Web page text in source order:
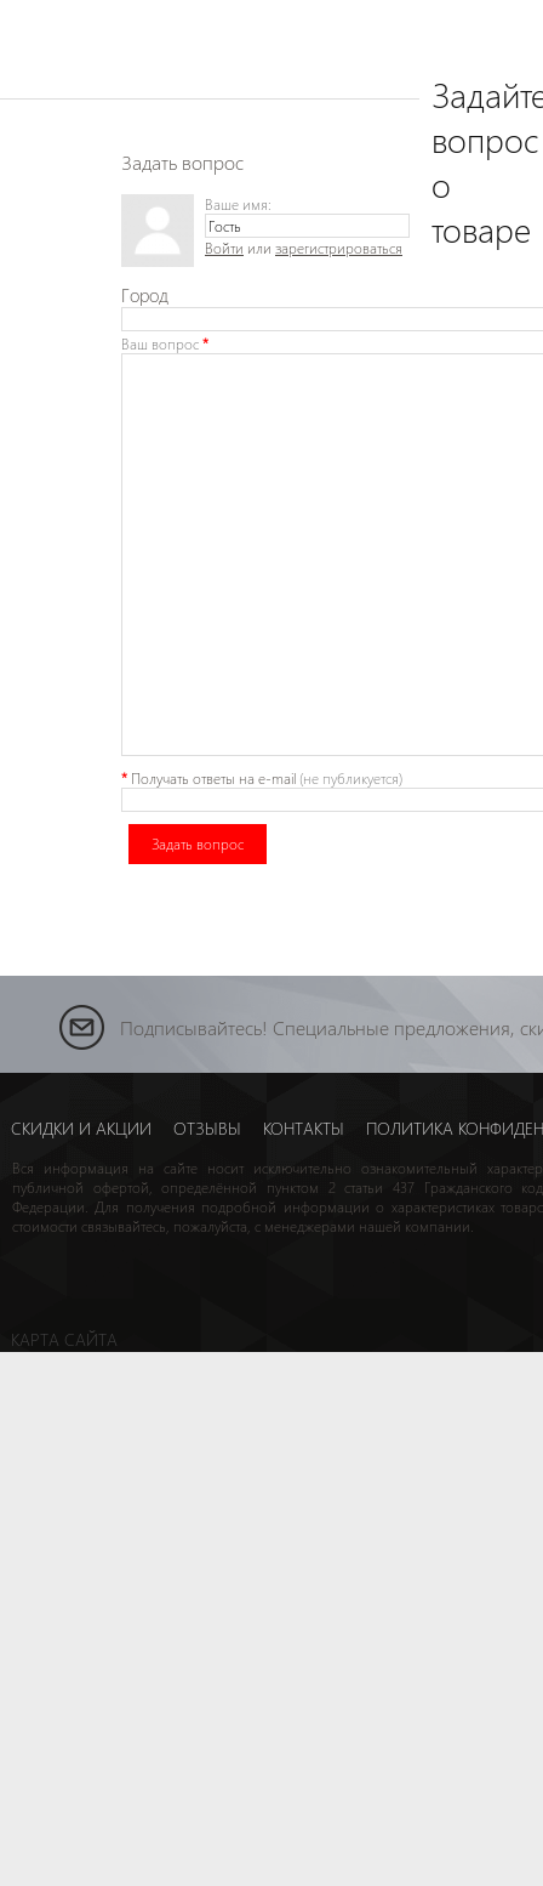
вопрос
о
товаре
Задать вопрос
Ваше имя:
Войти или зарегистрироваться
Город
Ваш вопрос*
* Получать ответы на e-mail (не публикуется)
Задать вопрос
Подписывайтесь! Специальные предложения,
КАРТА САЙТА
СКИДКИ И АКЦИИ ОТЗЫВЫ КОНТАКТЫ ПОЛИТИКА
Вся информация на сайте носит исключительно ознакомительный
публичной офертой, определённой пунктом 2 статьи 437 Гражданского
Федерации. Для получения подробной информации о характеристиках
стоимости связывайтесь, пожалуйста, с менеджерами нашей компании.